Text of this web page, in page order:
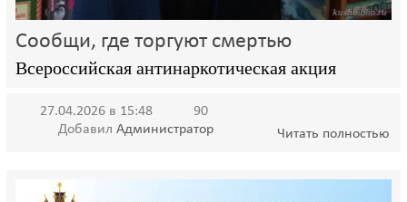
Сообщи, где торгуют смертью
Всероссийская антинаркотическая акция
27.04.2026 в 15:48
90
Добавил Администратор Читать полностью